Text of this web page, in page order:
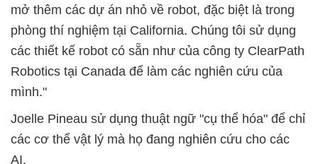
mở thêm các dự án nhỏ về robot, đặc biệt là trong
phòng thí nghiệm tại California. Chúng tôi sử dụng
các thiết kế robot có sẵn như của công ty ClearPath
Robotics tại Canada để làm các nghiên cứu của
mình."
Joelle Pineau sử dụng thuật ngữ "cụ thể hóa" để chỉ
các cơ thể vật lý mà họ đang nghiên cứu cho các
AI.